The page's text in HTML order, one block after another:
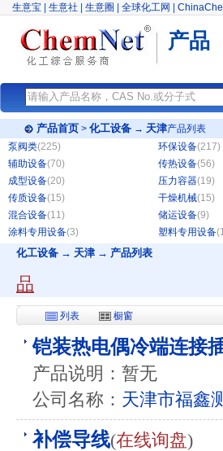
生意宝 生意社 生意圈 全球化工网
产品
产品首页 > 化工设备 → 天津产品列表
泵阀类(225) 环保设备(217)
辅助设备(70) 传热设备(56)
成型设备(20) 压力容器(19)
传质设备(15) 干燥机械(15)
混合设备(11) 储运设备(9)
涂料专用设备(3) 塑料专用设备
化工设备 → 天津 → 产品列表
品
列表 橱窗
铠装热电偶冷端连接
产品说明：暂无
公司名称： 天津市福鑫
补偿导线(在线询盘)